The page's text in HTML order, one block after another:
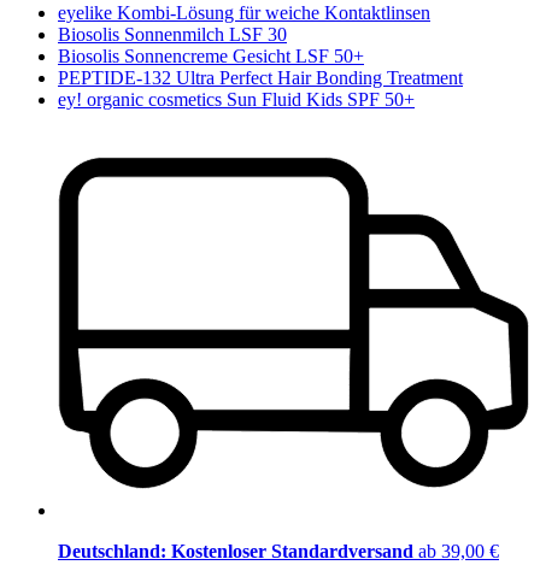
eyelike Kombi-Lösung für weiche Kontaktlinsen
Biosolis Sonnenmilch LSF 30
Biosolis Sonnencreme Gesicht LSF 50+
PEPTIDE-132 Ultra Perfect Hair Bonding Treatment
ey! organic cosmetics Sun Fluid Kids SPF 50+
Deutschland: Kostenloser Standardversand ab 39,00 €